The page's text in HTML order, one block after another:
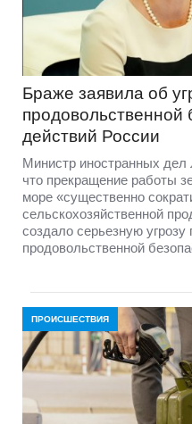
Браже заявила об
продовольственной
действий России
Министр иностранных
что прекращение работы
море «существенно
сельскохозяйственной
создало серьезную угрозу
продовольственной
ПРОИСШЕСТВИЯ